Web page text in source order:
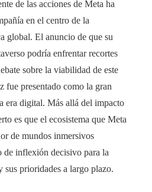
de las acciones de Meta ha
en el centro de la
global. El anuncio de que su
podría enfrentar recortes
sobre la viabilidad de este
fue presentado como la gran
era digital. Más allá del impacto
es que el ecosistema que Meta
de mundos inmersivos
de inflexión decisivo para la
sus prioridades a largo plazo.